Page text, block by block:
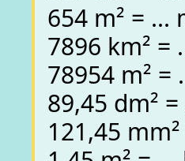
654 m² = ...
7896 km² =
78954 m² =
89,45 dm² =
121,45